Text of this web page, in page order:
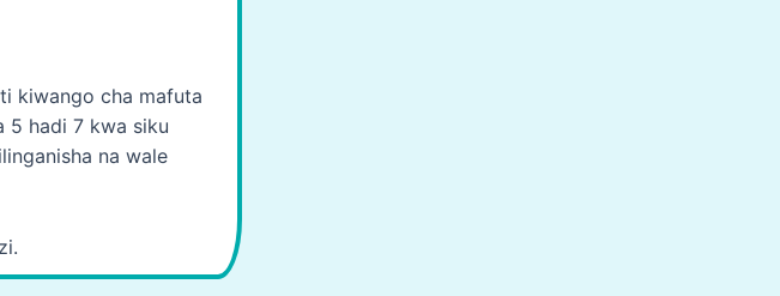
kiwango cha mafuta
5 hadi 7 kwa siku
na wale